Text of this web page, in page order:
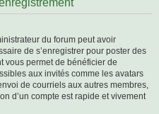
du forum peut avoir
de s’enregistrer pour poster des
vous permet de bénéficier de
aux invités comme les avatars
de courriels aux autres membres,
d’un compte est rapide et vivement